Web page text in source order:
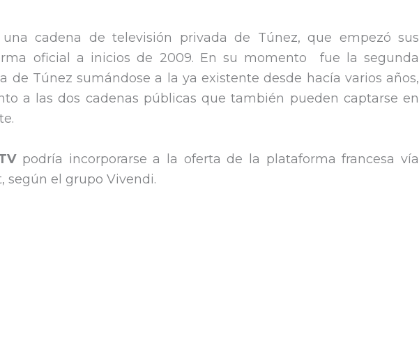
cadena de televisión privada de Túnez, que empezó sus
oficial a inicios de 2009. En su momento fue la segunda
de Túnez sumándose a la ya existente desde hacía varios años,
a las dos cadenas públicas que también pueden captarse en
podría incorporarse a la oferta de la plataforma francesa vía
según el grupo Vivendi.